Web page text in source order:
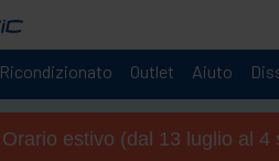
Ricondizionato Outlet Aiuto
Orario estivo (dal 13 luglio al